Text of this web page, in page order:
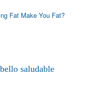
Fat Make You Fat?
saludable